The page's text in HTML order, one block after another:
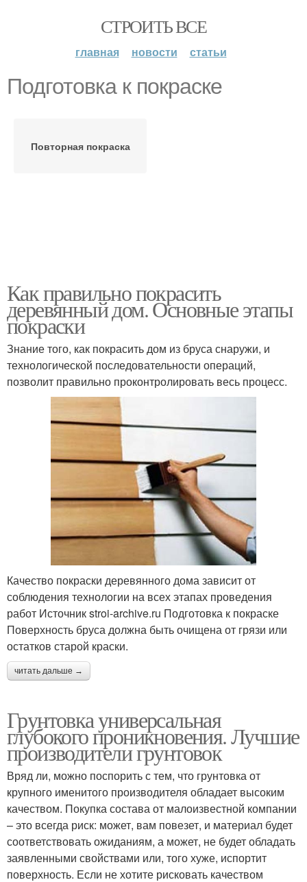
СТРОИТЬ ВСЕ
главная новости статьи
Подготовка к покраске
Повторная покраска
Как правильно покрасить
деревянный дом. Основные этапы
покраски
Знание того, как покрасить дом из бруса снаружи, и
технологической последовательности операций,
позволит правильно проконтролировать весь процесс.
Качество покраски деревянного дома зависит от
соблюдения технологии на всех этапах проведения
работ Источник stroi-archive.ru Подготовка к покраске
Поверхность бруса должна быть очищена от грязи или
остатков старой краски.
читать дальше →
Грунтовка универсальная
глубокого проникновения. Лучшие
производители грунтовок
Вряд ли, можно поспорить с тем, что грунтовка от
крупного именитого производителя обладает высоким
качеством. Покупка состава от малоизвестной компании
– это всегда риск: может, вам повезет, и материал будет
соответствовать ожиданиям, а может, не будет обладать
заявленными свойствами или, того хуже, испортит
поверхность. Если не хотите рисковать качеством